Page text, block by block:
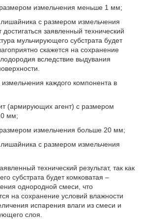
измельчения меньше 1 мм;
с размером измельчения
заявленный технический
мульчирующего субстрата будет
скажется на сохранение
вследствие выдувания
каждого компонента в
(армирующих агент) с размером
мм;
измельчения больше 20 мм;
с размером измельчения
технический результат, так как
субстрата будет комковатая –
однородной смеси, что
на сохранение условий влажности
испарения влаги из смеси и
слоя.